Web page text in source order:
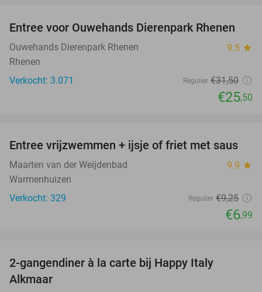
19%
Entree voor Ouwehands Dierenpark Rhenen
Ouwehands Dierenpark Rhenen 9.5 star
Rhenen
Verkocht: 3.071
Regulier €31,50
€25,50
24%
Entree vrijzwemmen + ijsje of friet met saus
Maarten van der Weijdenbad 9.9 star
Warmenhuizen
Verkocht: 329
Regulier €9,25
€6,99
2-gangendiner à la carte bij Happy Italy
Alkmaar